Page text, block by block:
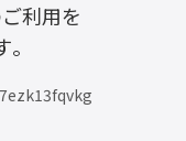
利用を